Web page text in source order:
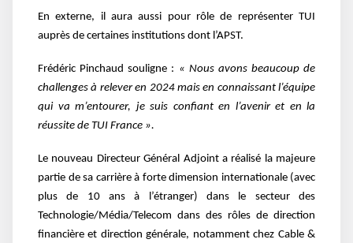
En externe, il aura aussi pour rôle de représenter TUI
auprès de certaines institutions dont l’APST.
Frédéric Pinchaud souligne : « Nous avons beaucoup de
challenges à relever en 2024 mais en connaissant l’équipe
qui va m’entourer, je suis confiant en l’avenir et en la
réussite de TUI France ».
Le nouveau Directeur Général Adjoint a réalisé la majeure
partie de sa carrière à forte dimension internationale (avec
plus de 10 ans à l’étranger) dans le secteur des
Technologie/Média/Telecom dans des rôles de direction
financière et direction générale, notamment chez Cable &